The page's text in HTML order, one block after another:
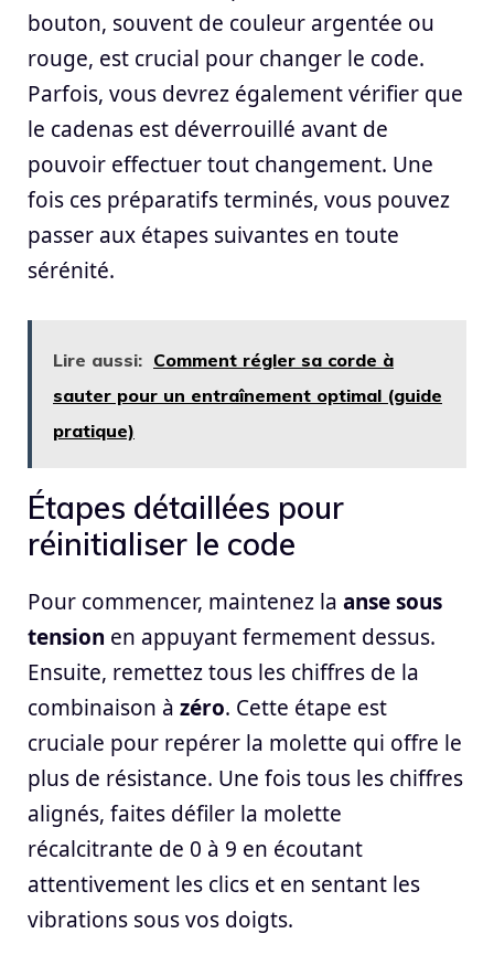
bouton, souvent de couleur argentée ou
rouge, est crucial pour changer le code.
Parfois, vous devrez également vérifier que
le cadenas est déverrouillé avant de
pouvoir effectuer tout changement. Une
fois ces préparatifs terminés, vous pouvez
passer aux étapes suivantes en toute
sérénité.
Lire aussi: Comment régler sa corde à
sauter pour un entraînement optimal (guide
pratique)
Étapes détaillées pour
réinitialiser le code
Pour commencer, maintenez la anse sous
tension en appuyant fermement dessus.
Ensuite, remettez tous les chiffres de la
combinaison à zéro. Cette étape est
cruciale pour repérer la molette qui offre le
plus de résistance. Une fois tous les chiffres
alignés, faites défiler la molette
récalcitrante de 0 à 9 en écoutant
attentivement les clics et en sentant les
vibrations sous vos doigts.